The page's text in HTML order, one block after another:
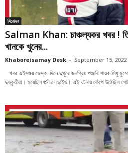
বিনোদন
Salman Khan: চাঞ্চল্যকর খবর !
খানকে খুনের...
Khaboreisamay Desk - September 15, 2022
খবর এইসময় ডেস্ক: দিনে দুপুরে জনপ্রিয় পঞ্জাবি গায়ক সিধু
দুষ্কৃতীরা। হয়েছিল গুলির লড়াইও। এই ঘটনায় কেঁপে উঠেছিল